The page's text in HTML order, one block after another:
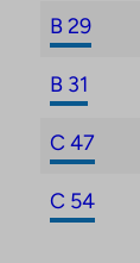
B 29
B 31
C 47
C 54